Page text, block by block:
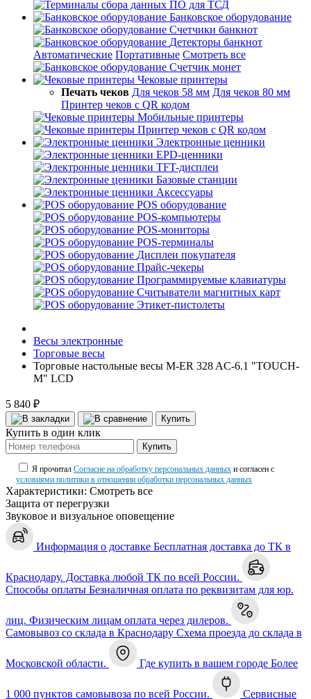
ПО для ТСД
Банковское оборудование
Счетчики банкнот
Детекторы банкнот
Автоматические Портативные Смотреть все
Счетчик монет
Чековые принтеры
Печать чеков Для чеков 58 мм Для чеков 80 мм
Принтер чеков с QR кодом
Мобильные принтеры
Принтер чеков с QR кодом
Электронные ценники
EPD-ценники
TFT-дисплеи
Базовые станции
Аксессуары
POS оборудование
POS-компьютеры
POS-мониторы
POS-терминалы
Дисплеи покупателя
Прайс-чекеры
Программируемые клавиатуры
Считыватели магнитных карт
Этикет-пистолеты
Весы электронные
Торговые весы
Торговые настольные весы M-ER 328 AC-6.1 "TOUCH-
M" LCD
5 840 ₽
Купить
Купить в один клик
Купить
Я прочитал Согласие на обработку персональных данных и согласен с
условиями политики в отношении обработки персональных данных
Характеристики: Смотреть все
Защита от перегрузки
Звуковое и визуальное оповещение
Информация о доставке Бесплатная доставка до ТК в
Краснодару. Доставка любой ТК по всей России.
Способы оплаты Безналичная оплата по реквизитам для юр.
лиц. Физическим лицам оплата через дилеров.
Самовывоз со склада в Краснодару Схема проезда до склада в
Московской области. Где купить в вашем городе Более
1 000 пунктов самовывоза по всей России.
Сервисные